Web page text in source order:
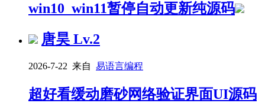
win10_win11暂停自动更新纯源码
唐昊 Lv.2
2026-7-22 来自 易语言编程
超好看缓动磨砂网络验证界面UI源码